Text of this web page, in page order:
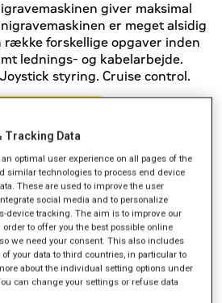
giver maksimal
er meget alsidig
række forskellige opgaver inden
lednings- og kabelarbejde.
styring. Cruise control.
3.890 kg
5.380 mm
3.110 mm
Tracking Data
optimal user experience on all pages of the
similar technologies to process end device
These are used to improve the user
social media and to personalize
device tracking. The aim is to improve our
to offer you the best possible online
we need your consent. This also includes
your data to third countries, in particular to
about the individual setting options under
can change your settings or refuse data